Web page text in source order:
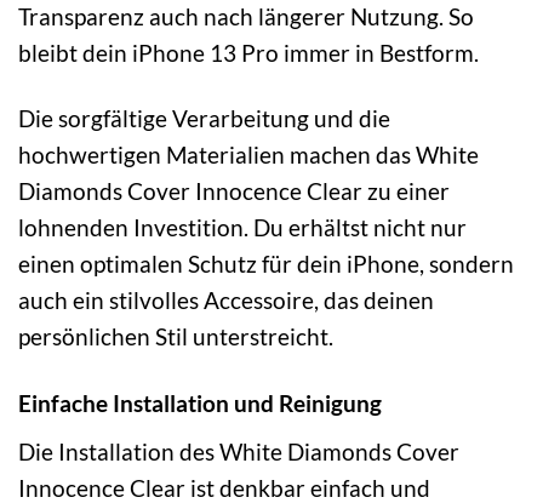
Transparenz auch nach längerer Nutzung. So
bleibt dein iPhone 13 Pro immer in Bestform.
Die sorgfältige Verarbeitung und die
hochwertigen Materialien machen das White
Diamonds Cover Innocence Clear zu einer
lohnenden Investition. Du erhältst nicht nur
einen optimalen Schutz für dein iPhone, sondern
auch ein stilvolles Accessoire, das deinen
persönlichen Stil unterstreicht.
Einfache Installation und Reinigung
Die Installation des White Diamonds Cover
Innocence Clear ist denkbar einfach und